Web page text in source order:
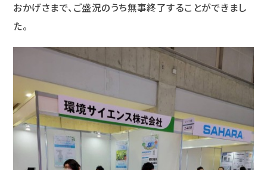
おかげさまで、ご盛況のうち無事終了することができまし
た。